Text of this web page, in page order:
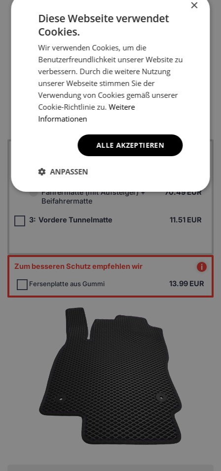
*Ein Beispielfoto. Das Finalprodukt kann sich abhängig vom
Autofußboden unterscheiden.
Zwei Fußmatten vorne
Fahrermatte (ohne Aufsteiger) +
Beifahrermatte
Fahrermatte (mit Aufsteiger) +
Beifahrermatte
70.49 EUR
3: Vordere Tunnelmatte 11.51 EUR
Zum besseren Schutz empfehlen wir i
Fersenplatte aus Gummi 13.99 EUR
×
Diese Webseite verwendet
Cookies.
Wir verwenden Cookies, um die
Benutzerfreundlichkeit unserer Website zu
verbessern. Durch die weitere Nutzung
unserer Webseite stimmen Sie der
Verwendung von Cookies gemäß unserer
Cookie-Richtlinie zu.Weitere
Informationen
ALLE AKZEPTIEREN
ANPASSEN